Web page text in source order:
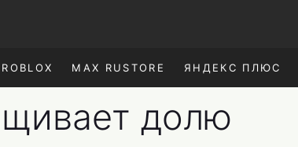
MAX RUSTORE ЯНДЕКС ПЛЮС
долю